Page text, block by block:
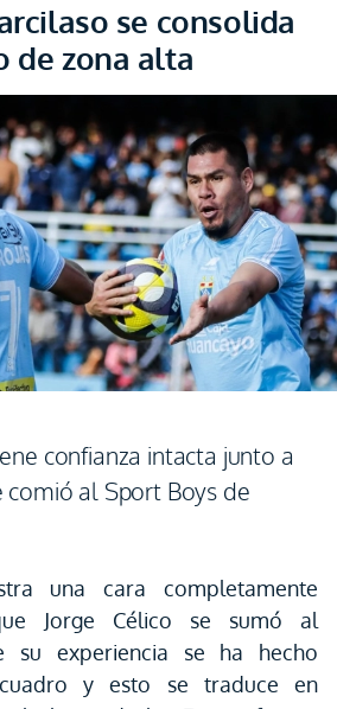
se consolida
de zona alta
confianza intacta junto a
comió al Sport Boys de
una cara completamente
Jorge Célico se sumó al
su experiencia se ha hecho
y esto se traduce en